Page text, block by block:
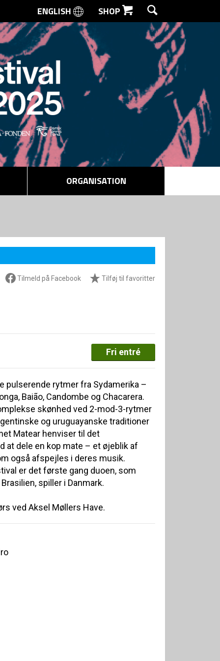
SØG
ENGLISH SHOP
ORGANISATION
Tilmeld på Facebook Tilføj til favoritter
Fri entré
pulserende rytmer fra Sydamerika –
Baião, Candombe og Chacarera.
skønhed ved 2-mod-3-rytmer
og uruguayanske traditioner
Matear henviser til det
at dele en kop mate – et øjeblik af
også afspejles i deres musik.
er det første gang duoen, som
spiller i Danmark.
ved Aksel Møllers Have.